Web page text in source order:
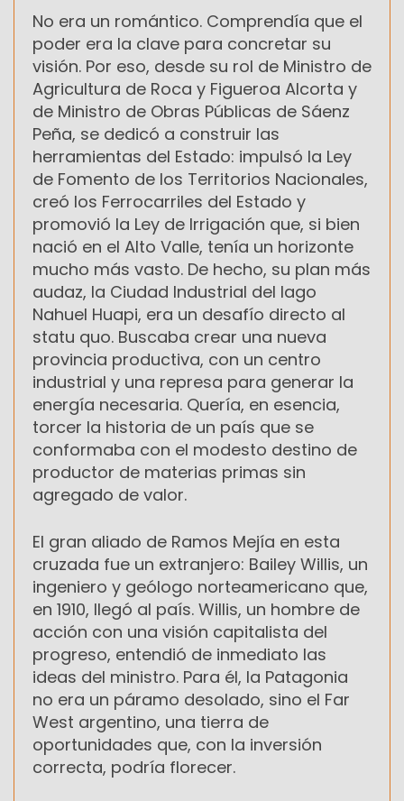
No era un romántico. Comprendía que el
poder era la clave para concretar su
visión. Por eso, desde su rol de Ministro de
Agricultura de Roca y Figueroa Alcorta y
de Ministro de Obras Públicas de Sáenz
Peña, se dedicó a construir las
herramientas del Estado: impulsó la Ley
de Fomento de los Territorios Nacionales,
creó los Ferrocarriles del Estado y
promovió la Ley de Irrigación que, si bien
nació en el Alto Valle, tenía un horizonte
mucho más vasto. De hecho, su plan más
audaz, la Ciudad Industrial del lago
Nahuel Huapi, era un desafío directo al
statu quo. Buscaba crear una nueva
provincia productiva, con un centro
industrial y una represa para generar la
energía necesaria. Quería, en esencia,
torcer la historia de un país que se
conformaba con el modesto destino de
productor de materias primas sin
agregado de valor.
El gran aliado de Ramos Mejía en esta
cruzada fue un extranjero: Bailey Willis, un
ingeniero y geólogo norteamericano que,
en 1910, llegó al país. Willis, un hombre de
acción con una visión capitalista del
progreso, entendió de inmediato las
ideas del ministro. Para él, la Patagonia
no era un páramo desolado, sino el Far
West argentino, una tierra de
oportunidades que, con la inversión
correcta, podría florecer.